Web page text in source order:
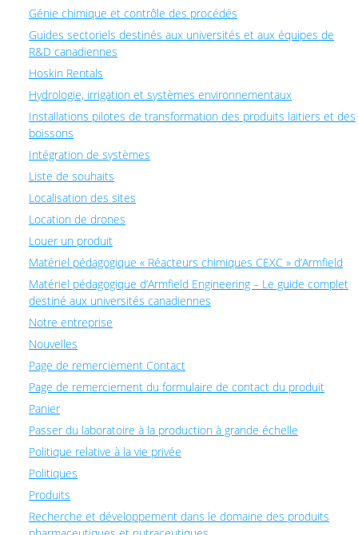
Génie chimique et contrôle des procédés
Guides sectoriels destinés aux universités et aux équipes de
R&D canadiennes
Hoskin Rentals
Hydrologie, irrigation et systèmes environnementaux
Installations pilotes de transformation des produits laitiers et des
boissons
Intégration de systèmes
Liste de souhaits
Localisation des sites
Location de drones
Louer un produit
Matériel pédagogique « Réacteurs chimiques CEXC » d’Armfield
Matériel pédagogique d’Armfield Engineering – Le guide complet
destiné aux universités canadiennes
Notre entreprise
Nouvelles
Page de remerciement Contact
Page de remerciement du formulaire de contact du produit
Panier
Passer du laboratoire à la production à grande échelle
Politique relative à la vie privée
Politiques
Produits
Recherche et développement dans le domaine des produits